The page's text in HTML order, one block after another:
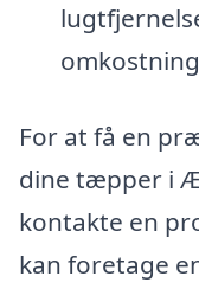
For at få en
dine tæpper i
kontakte en
kan foretage